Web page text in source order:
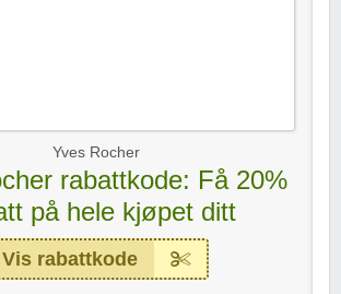
Yves Rocher
rabattkode: Få 20%
på hele kjøpet ditt
Vis rabattkode